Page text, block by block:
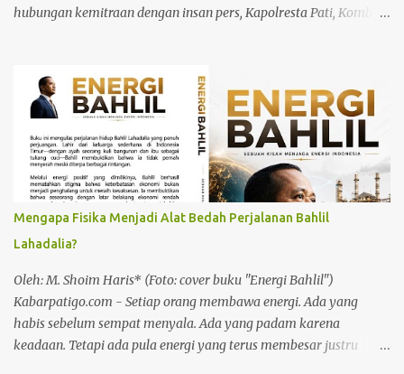
hubungan kemitraan dengan insan pers, Kapolresta Pati, Kombes
Kecamatan Margorejo, pada Senin (3/8/26) malam. Pertemuan
berlangsung penuh keakraban sebagai wadah memperkuat
komunikasi, koordinasi, serta membangun sinergi antara Polri
dan media dalam menyampaikan informasi kepada masyarakat.
Baca juga: Plt Bupati Soroti Kebersihan di Kawasan Pekan Kreasi
Baca juga: Marak Pencurian Aki, Sarbumusi dan Paguyuban Sopir
Pati Desak Pemkab Bangun Pangkalan Truk Kapolresta Pati,
Kombes Pol Sigit, mengatakan bahwa media merupakan mitra
dalam menyampaikan informasi yang benar, berimbang dan
edukatif kepada masyarakat. "Melalui kegiatan silaturahmi ini,
kami ingin mempererat hubungan baik dengan se...
Mengapa Fisika Menjadi Alat Bedah Perjalanan Bahlil
Lahadalia?
Oleh: M. Shoim Haris* (Foto: cover buku "Energi Bahlil")
Kabarpatigo.com - Setiap orang membawa energi. Ada yang
habis sebelum sempat menyala. Ada yang padam karena
keadaan. Tetapi ada pula energi yang terus membesar justru